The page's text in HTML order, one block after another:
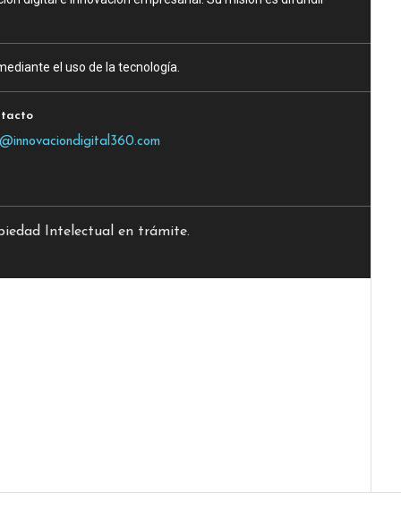
el uso de la tecnología.
Intelectual en trámite.